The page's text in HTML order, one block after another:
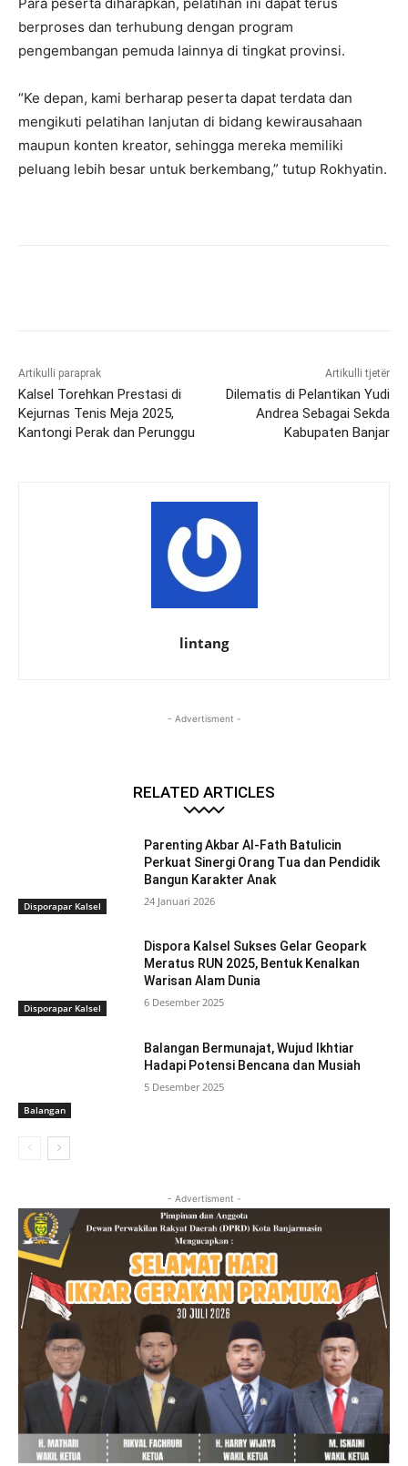
berproses dan terhubung dengan program
pengembangan pemuda lainnya di tingkat provinsi.
“Ke depan, kami berharap peserta dapat terdata dan
mengikuti pelatihan lanjutan di bidang kewirausahaan
maupun konten kreator, sehingga mereka memiliki
peluang lebih besar untuk berkembang,” tutup Rokhyatin.
Artikulli paraprak
Kalsel Torehkan Prestasi di
Kejurnas Tenis Meja 2025,
Kantongi Perak dan Perunggu
Artikulli tjetër
Dilematis di Pelantikan Yudi
Andrea Sebagai Sekda
Kabupaten Banjar
lintang
- Advertisment -
RELATED ARTICLES
Disporapar Kalsel
Parenting Akbar Al-Fath Batulicin
Perkuat Sinergi Orang Tua dan Pendidik
Bangun Karakter Anak
24 Januari 2026
Disporapar Kalsel
Dispora Kalsel Sukses Gelar Geopark
Meratus RUN 2025, Bentuk Kenalkan
Warisan Alam Dunia
6 Desember 2025
Balangan
Balangan Bermunajat, Wujud Ikhtiar
Hadapi Potensi Bencana dan Musiah
5 Desember 2025
- Advertisment -